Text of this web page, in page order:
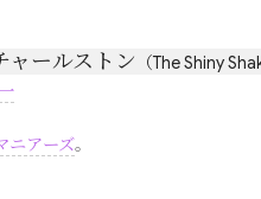
ャールストン （The Shiny
ニアーズ。